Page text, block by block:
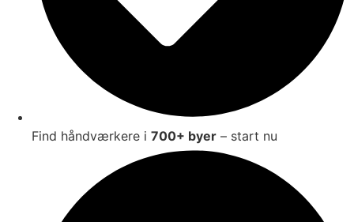
Find håndværkere i 700+ byer – start nu